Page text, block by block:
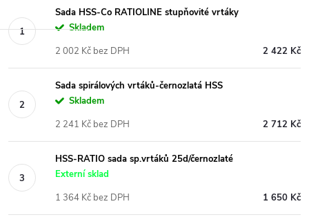
Sada HSS-Co RATIOLINE stupňovité vrtáky
Skladem
2 422 Kč
2 002 Kč bez DPH
Sada spirálových vrtáků-černozlatá HSS
Skladem
2 712 Kč
2 241 Kč bez DPH
HSS-RATIO sada sp.vrtáků 25d/černozlaté
Externí sklad
1 650 Kč
1 364 Kč bez DPH